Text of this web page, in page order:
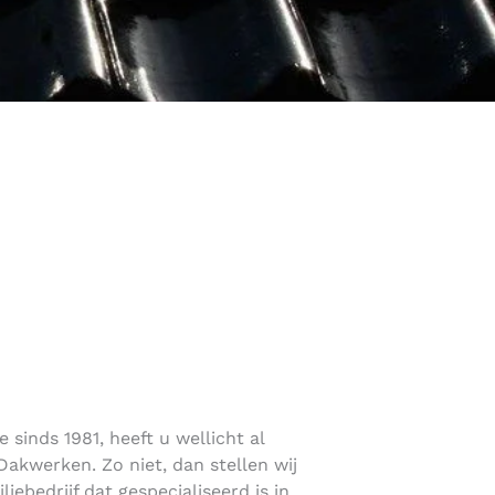
sinds 1981, heeft u wellicht al
Zo niet, dan stellen wij